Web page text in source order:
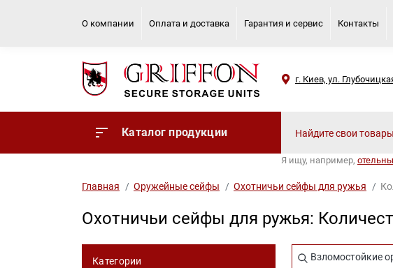
О компании Оплата и доставка Гарантия и сервис Контакты
г. Киев, ул.
Каталог продукции
Я ищу, например,
Главная Оружейные сейфы Охотничьи сейфы для ружья
Охотничьи сейфы для ружья:
Категории Взломостойкие